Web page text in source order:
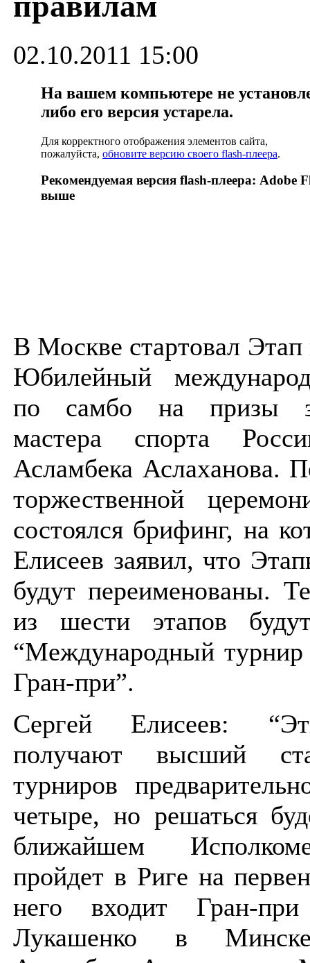
02.10.2011 15:00
На вашем компьютере не
либо его версия устарела.
Для корректного отображения элементов сайта,
пожалуйста, обновите версию своего flash-плеера.
Рекомендуемая версия flash-плеера: Adobe
выше
В Москве стартовал
Юбилейный
по самбо на призы
мастера спорта
Асламбека Аслаханова.
торжественной
состоялся брифинг, на
Елисеев заявил, что
будут переименованы.
из шести этапов
“Международный турнир
Гран-при”.
Сергей Елисеев:
получают высший
турниров
четыре, но решаться
ближайшем
пройдет в Риге на
него входит Гран-при
Лукашенко в